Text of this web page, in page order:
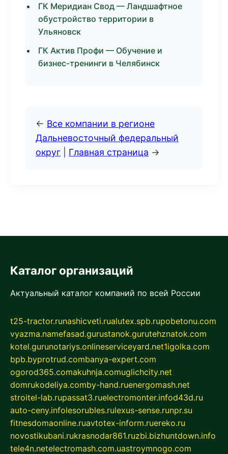
ГК Меридиан Свод — Ландшафтное
обустройство территории в
Ульяновск
ГК Актив Профи — Обучение и
бизнес-тренинги в Челябинск
← Все компании в регионе
Дальневосточный федеральный
округ
Главная страница →
Каталог организаций
Актуальный каталог компаний по всей России
t25-tractor.runashicveti.rualutex.spb.rupobetonu.com
vyazma.namefasad.gurustanok.gurutehznatok.com
kotel.gurunotariys.onlineserviceyard.net1igolka.com
bpb.byprotrud.combanya-expert.com
ogorod365.comakuhnja.comuglichcity.net
domrukodeliya.comby-hand.ruenergomash.net
stroitel-lab.rupassat3.ruelectromonter.infod43d.ru
auto-ceny.infolesorubles.rulexus-sense.runpr.su
fitnesdomaonline.ruavtotex-inform.ruereko.ru
novostikubani.rukrasnodar861.ruzbi.bizhuntdown.info
tele4n.netelectromash.com.uastroymnogo.com